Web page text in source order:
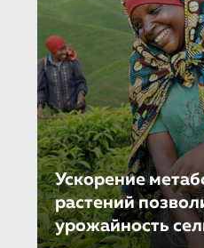
Ускорение
растений
урожайность